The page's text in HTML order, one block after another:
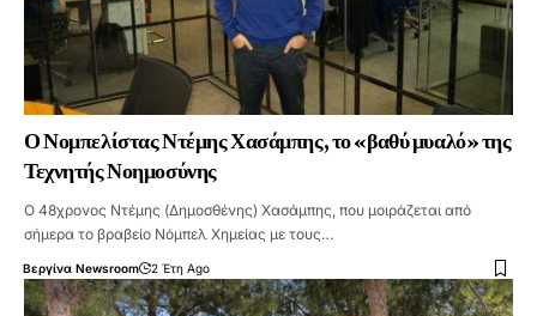
Ο Νομπελίστας Ντέμης Χασάμπης, το «βαθύ μυαλό» της
Τεχνητής Νοημοσύνης
Ο 48χρονος Ντέμης (Δημοσθένης) Χασάμπης, που μοιράζεται από
σήμερα το βραβείο Νόμπελ Χημείας με τους…
Βεργίνα Newsroom 2 Έτη Ago